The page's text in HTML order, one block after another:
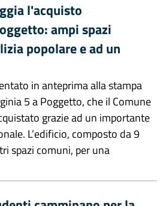
l'acquisto
ampi spazi
popolare e ad un
in anteprima alla stampa
5 a Poggetto, che il Comune
grazie ad un importante
L’edificio, composto da 9
spazi comuni, per una